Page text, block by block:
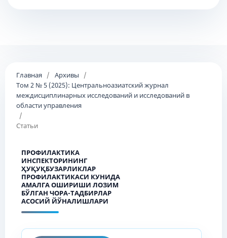
Главная / Архивы
/
Том 2 № 5 (2025): Центральноазиатский журнал
междисциплинарных исследований и исследований в
области управления
/
Статьи
ПРОФИЛАКТИКА
ИНСПЕКТОРИНИНГ
ҲУҚУҚБУЗАРЛИКЛАР
ПРОФИЛАКТИКАСИ КУНИДА
АМАЛГА ОШИРИШИ ЛОЗИМ
БЎЛГАН ЧОРА-ТАДБИРЛАР
АСОСИЙ ЙЎНАЛИШЛАРИ